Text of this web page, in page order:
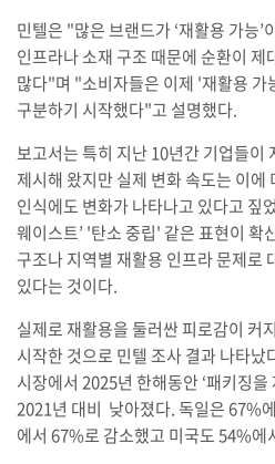
민텔은 "많은 브랜드가 ‘재활용 가능
인프라나 소재 구조 때문에 순환이 제
많다"며 "소비자들은 이제 '재활용
구분하기 시작했다"고 설명했다.
보고서는 특히 지난 10년간 기업들이
제시해 왔지만 실제 변화 속도는 이에
인식에도 변화가 나타나고 있다고 짚
웨이스트’ '탄소 중립' 같은 표현이 확
구조나 지역별 재활용 인프라 문제로
있다는 것이다.
실제로 재활용을 둘러싼 피로감이 커
시작한 것으로 민텔 조사 결과 나타났
시장에서 2025년 한해동안 ‘패키징을
2021년 대비 낮아졌다. 독일은 67%
에서 67%로 감소했고 미국도 54%에